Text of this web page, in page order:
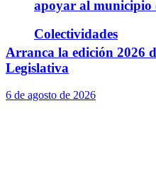
apoyar al municipio
Colectividades
Arranca la edición 2026
Legislativa
6 de agosto de 2026